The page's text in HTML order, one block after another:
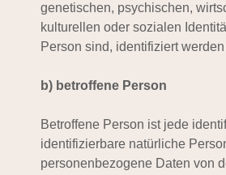
genetischen, psychischen,
kulturellen oder sozialen
Person sind, identifiziert
b) betroffene Person
Betroffene Person ist jede
identifizierbare natürliche
personenbezogene Daten von